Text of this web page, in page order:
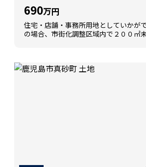
690万円
住宅・店舗・事務所用地としていかが
の場合、市街化調整区域内で２００㎡